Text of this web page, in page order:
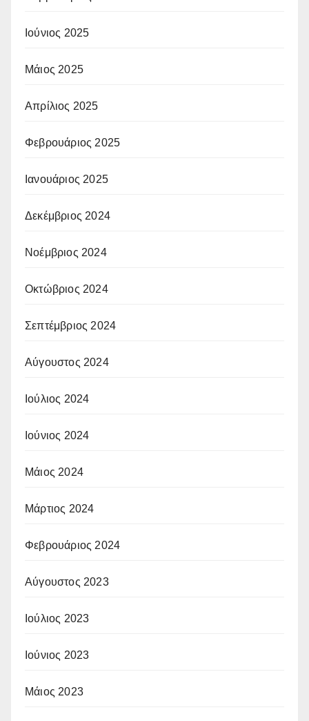
Ιούνιος 2025
Μάιος 2025
Απρίλιος 2025
Φεβρουάριος 2025
Ιανουάριος 2025
Δεκέμβριος 2024
Νοέμβριος 2024
Οκτώβριος 2024
Σεπτέμβριος 2024
Αύγουστος 2024
Ιούλιος 2024
Ιούνιος 2024
Μάιος 2024
Μάρτιος 2024
Φεβρουάριος 2024
Αύγουστος 2023
Ιούλιος 2023
Ιούνιος 2023
Μάιος 2023